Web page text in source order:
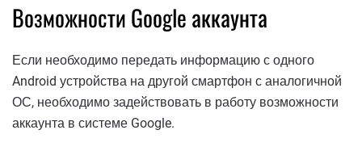
Возможности Google аккаунта
Если необходимо передать информацию с одного
Android устройства на другой смартфон с аналогичной
ОС, необходимо задействовать в работу возможности
аккаунта в системе Google.